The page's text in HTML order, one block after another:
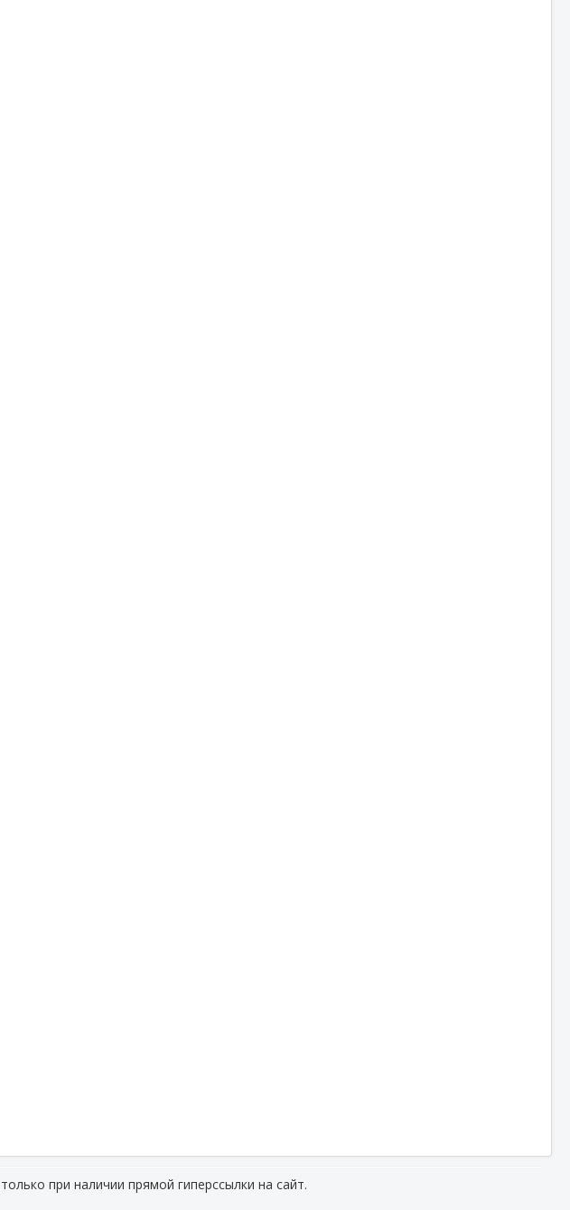
при наличии прямой гиперссылки на сайт.